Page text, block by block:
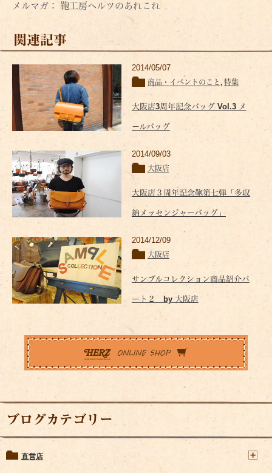
メルマガ： 鞄工房ヘルツのあれこれ
関連記事
2014/05/07
商品・イベントのこと , 特集
大阪店3周年記念バッグ Vol.3 メ
ールバッグ
2014/09/03
大阪店
大阪店３周年記念鞄第七弾「多収
納メッセンジャーバッグ」
2014/12/09
大阪店
サンプルコレクション商品紹介パ
ート２ by 大阪店
ブログカテゴリー
直営店